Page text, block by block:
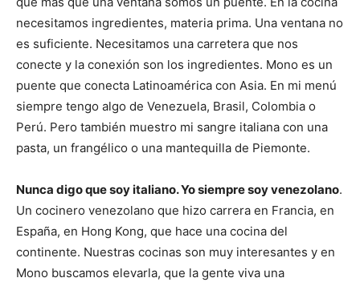
necesitamos ingredientes, materia prima. Una ventana no
es suficiente. Necesitamos una carretera que nos
conecte y la conexión son los ingredientes. Mono es un
puente que conecta Latinoamérica con Asia. En mi menú
siempre tengo algo de Venezuela, Brasil, Colombia o
Perú. Pero también muestro mi sangre italiana con una
pasta, un frangélico o una mantequilla de Piemonte.
Nunca digo que soy italiano. Yo siempre soy venezolano.
Un cocinero venezolano que hizo carrera en Francia, en
España, en Hong Kong, que hace una cocina del
continente. Nuestras cocinas son muy interesantes y en
Mono buscamos elevarla, que la gente viva una